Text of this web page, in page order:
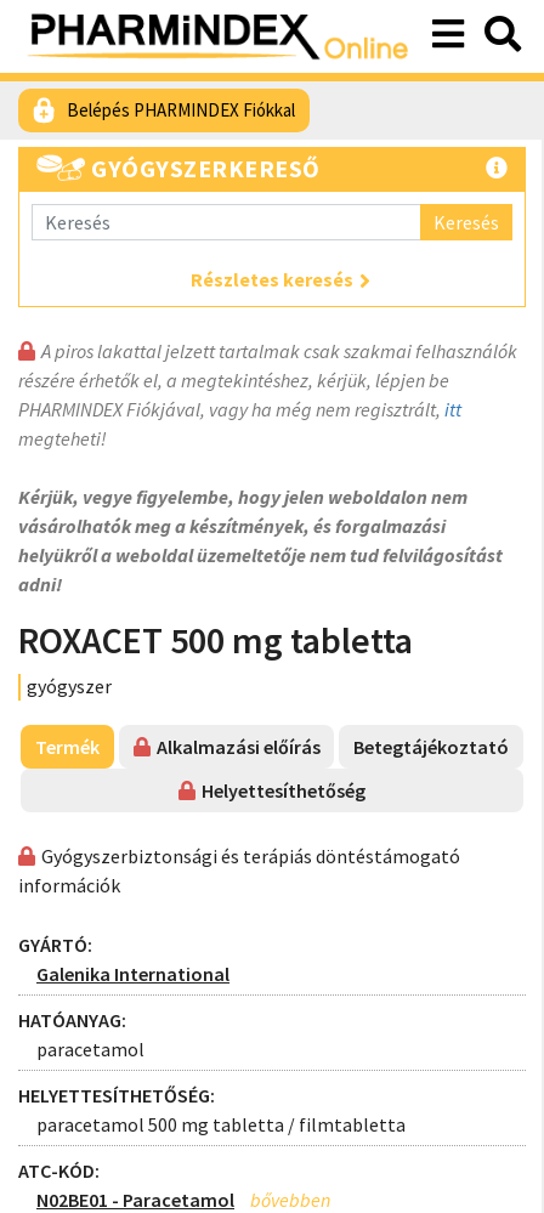
Belépés PHARMINDEX Fiókkal
GYÓGYSZERKERESŐ
Keresés
Részletes keresés
A piros lakattal jelzett tartalmak csak szakmai felhasználók
részére érhetők el, a megtekintéshez, kérjük, lépjen be
PHARMINDEX Fiókjával, vagy ha még nem regisztrált, itt
megteheti!
Kérjük, vegye figyelembe, hogy jelen weboldalon nem
vásárolhatók meg a készítmények, és forgalmazási
helyükről a weboldal üzemeltetője nem tud felvilágosítást
adni!
ROXACET 500 mg tabletta
gyógyszer
Termék Alkalmazási előírás
Betegtájékoztató
Helyettesíthetőség
Gyógyszerbiztonsági és terápiás döntéstámogató
információk
GYÁRTÓ:
Galenika International
HATÓANYAG:
paracetamol
HELYETTESÍTHETŐSÉG:
paracetamol 500 mg tabletta / filmtabletta
ATC-KÓD:
N02BE01 - Paracetamol